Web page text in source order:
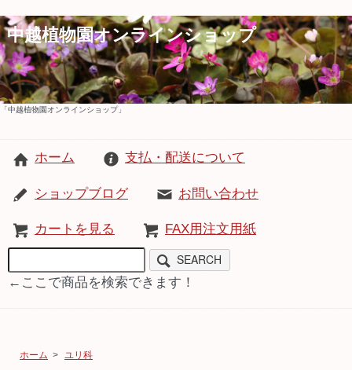
中越植物園オンラインショップ
「中越植物園オンラインショップ」
ホーム 支払・配送について
ショップブログ お問い合わせ
カートを見る FAX用注文用紙
SEARCH
←ここで商品を検索できます！
ホーム > ユリ科